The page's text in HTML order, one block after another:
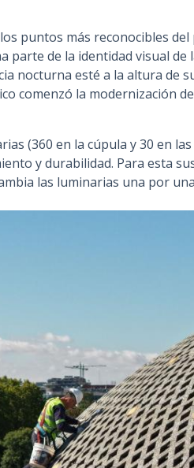
puntos más reconocibles
de la identidad visual de
nocturna esté a la altura de
comenzó la modernización
(360 en la cúpula y 30 en
y durabilidad. Para esta
las luminarias una por